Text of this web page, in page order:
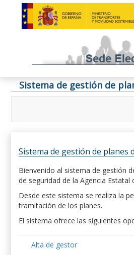
Sistema de gestión de
Sistema de gestión de planes
Bienvenido al sistema de gestión
de seguridad de la Agencia Estatal
Desde este sistema se realiza la
tramitación de los planes.
El sistema ofrece las siguientes
Alta de gestor